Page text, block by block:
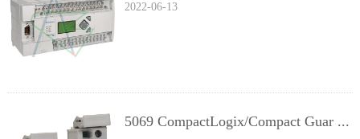
2022-06-13
5069 CompactLogix/Compact Guar ...